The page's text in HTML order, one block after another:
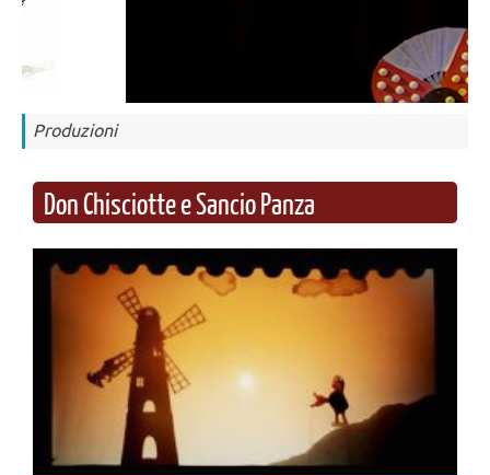
Produzioni
Don Chisciotte e Sancio Panza